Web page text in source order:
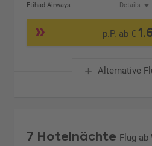
Etihad Airways
Details
p.P. ab €
Alternative
7 Hotelnächte Flug ab